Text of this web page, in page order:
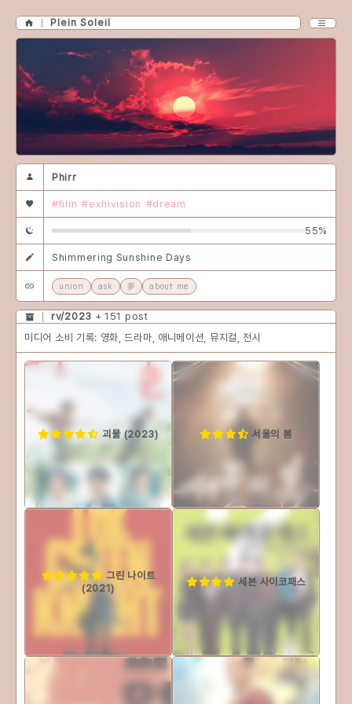
Plein Soleil
Phirr
#film #exhivision #dream
55%
Shimmering Sunshine Days
union ask 夢 about me
rv/2023 + 151 post
미디어 소비 기록: 영화, 드라마, 애니메이션, 뮤지컬, 전시
괴물 (2023) 서울의 봄
그린 나이트
(2021)
세븐 사이코패스